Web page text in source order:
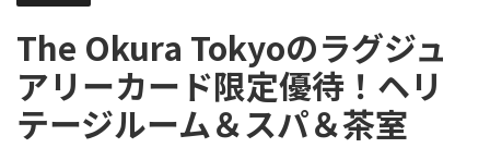
The Okura Tokyoのラグジュ
アリーカード限定優待！ヘリ
テージルーム＆スパ＆茶室